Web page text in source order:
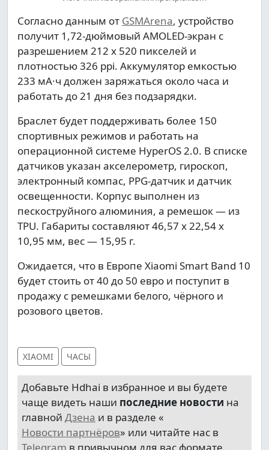
Согласно данным от GSMArena, устройство
получит 1,72-дюймовый AMOLED-экран с
разрешением 212 х 520 пикселей и
плотностью 326 ppi. Аккумулятор емкостью
233 мА·ч должен заряжаться около часа и
работать до 21 дня без подзарядки.
Браслет будет поддерживать более 150
спортивных режимов и работать на
операционной системе HyperOS 2.0. В списке
датчиков указан акселерометр, гироскоп,
электронный компас, PPG-датчик и датчик
освещенности. Корпус выполнен из
пескоструйного алюминия, а ремешок — из
TPU. Габариты составляют 46,57 х 22,54 х
10,95 мм, вес — 15,95 г.
Ожидается, что в Европе Xiaomi Smart Band 10
будет стоить от 40 до 50 евро и поступит в
продажу с ремешками белого, чёрного и
розового цветов.
XIAOMI ЧАСЫ
Добавьте Hdhai в избранное и вы будете
чаще видеть наши последние новости на
главной Дзена и в разделе «
Новости партнёров» или читайте нас в